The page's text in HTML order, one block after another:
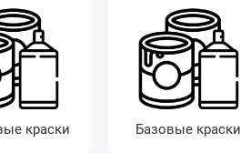
краски Базовые краски